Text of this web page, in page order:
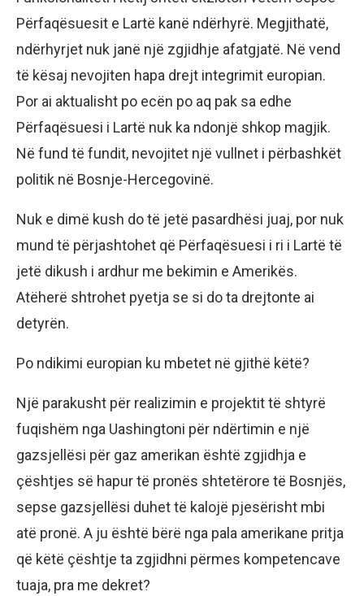
Përfaqësuesit e Lartë kanë ndërhyrë. Megjithatë,
ndërhyrjet nuk janë një zgjidhje afatgjatë. Në vend
të kësaj nevojiten hapa drejt integrimit europian.
Por ai aktualisht po ecën po aq pak sa edhe
Përfaqësuesi i Lartë nuk ka ndonjë shkop magjik.
Në fund të fundit, nevojitet një vullnet i përbashkët
politik në Bosnje-Hercegovinë.
Nuk e dimë kush do të jetë pasardhësi juaj, por nuk
mund të përjashtohet që Përfaqësuesi i ri i Lartë të
jetë dikush i ardhur me bekimin e Amerikës.
Atëherë shtrohet pyetja se si do ta drejtonte ai
detyrën.
Po ndikimi europian ku mbetet në gjithë këtë?
Një parakusht për realizimin e projektit të shtyrë
fuqishëm nga Uashingtoni për ndërtimin e një
gazsjellësi për gaz amerikan është zgjidhja e
çështjes së hapur të pronës shtetërore të Bosnjës,
sepse gazsjellësi duhet të kalojë pjesërisht mbi
atë pronë. A ju është bërë nga pala amerikane pritja
që këtë çështje ta zgjidhni përmes kompetencave
tuaja, pra me dekret?